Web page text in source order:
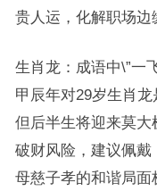
贵人运，化解职场边
生肖龙：成语中\”一
甲辰年对29岁生肖龙
但后半生将迎来莫
破财风险，建议佩戴
母慈子孝的和谐局